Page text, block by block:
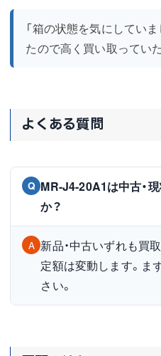
「箱の状態を気にしてい
たので高く買い取ってい
よくある質問
Q MR-J4-20A1は中古・
か？
A 新品・中古いずれも買
定額は変動します。ま
さい。